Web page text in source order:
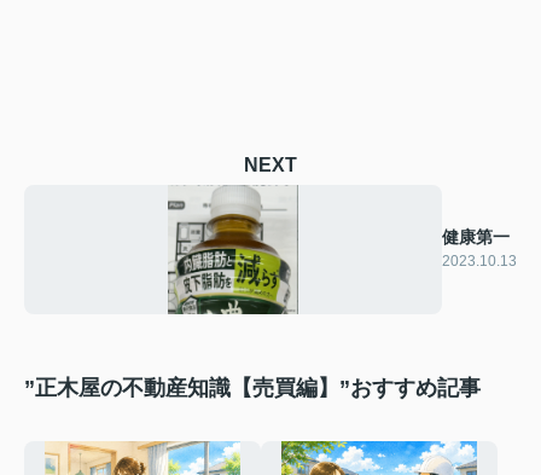
NEXT
健康第一
2023.10.13
”正木屋の不動産知識【売買編】”おすすめ記事